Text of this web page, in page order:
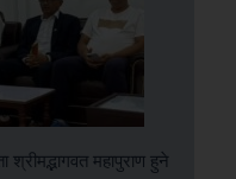
श्रीमद्भागवत महापुराण हुने